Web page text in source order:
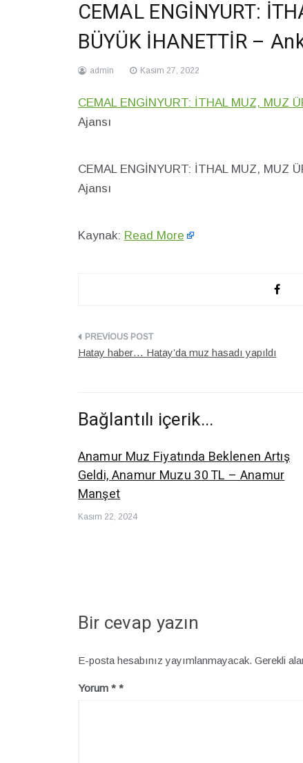
CEMAL ENGİNYURT:
BÜYÜK İHANETTİR –
admin Kasım 27, 2022
CEMAL ENGİNYURT: İTHAL MUZ, MUZ
Ajansı
CEMAL ENGİNYURT: İTHAL MUZ, MUZ
Ajansı
Kaynak: Read More
Yazı
Hatay haber… Hatay’da muz hasadı yapıldı
Bağlantılı içerik...
Anamur Muz Fiyatında Beklenen Artış
Geldi, Anamur Muzu 30 TL – Anamur
Manşet
Kasım 22, 2024
Bir cevap yazın
E-posta hesabınız yayımlanmayacak. Gerekli
Yorum *